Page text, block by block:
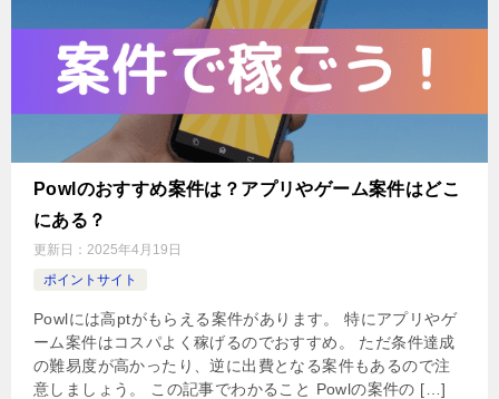
Powlのおすすめ案件は？アプリやゲーム案件はどこ
にある？
更新日： 2025年4月19日
ポイントサイト
Powlには高ptがもらえる案件があります。 特にアプリやゲ
ーム案件はコスパよく稼げるのでおすすめ。 ただ条件達成
の難易度が高かったり、逆に出費となる案件もあるので注
意しましょう。 この記事でわかること Powlの案件の […]